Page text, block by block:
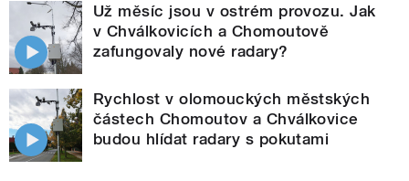
Už měsíc jsou v ostrém provozu. Jak
v Chválkovicích a Chomoutově
zafungovaly nové radary?
Rychlost v olomouckých městských
částech Chomoutov a Chválkovice
budou hlídat radary s pokutami